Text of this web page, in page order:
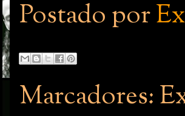
Postado por
Marcadores: